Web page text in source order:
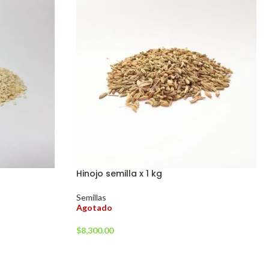
Hinojo semilla x 1 kg
Semillas
Agotado
$8,300.00